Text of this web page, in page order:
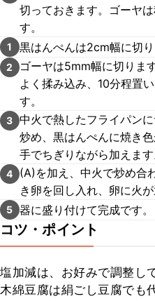
切っておきます。ゴーヤ
す。
1 黒はんぺんは2cm幅に切り
2
ゴーヤは5mm幅に切りま
よく揉み込み、10分程置
す。
3 中火で熱したフライパン
炒め、黒はんぺんに焼き
手でちぎりながら加えます
4
(A)を加え、中火で炒め合
き卵を回し入れ、卵に火
5 器に盛り付けて完成です。
コツ・ポイント
塩加減は、お好みで調整し
木綿豆腐は絹ごし豆腐でも